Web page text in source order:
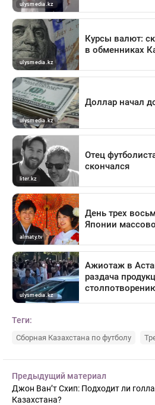
Теги:
Сборная Казахстана по футболу
Предыдущий материал
Джон Ван’т Схип: Подходит ли
Казахстана?